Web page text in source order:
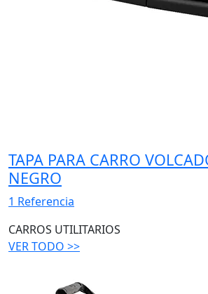
TAPA PARA CARRO
NEGRO
1 Referencia
CARROS UTILITARIOS
VER TODO >>